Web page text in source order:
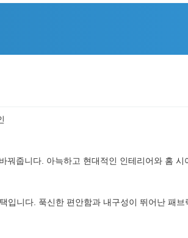
줍니다. 아늑하고 현대적인 인테리어와 홈
니다. 푹신한 편안함과 내구성이 뛰어난 패브